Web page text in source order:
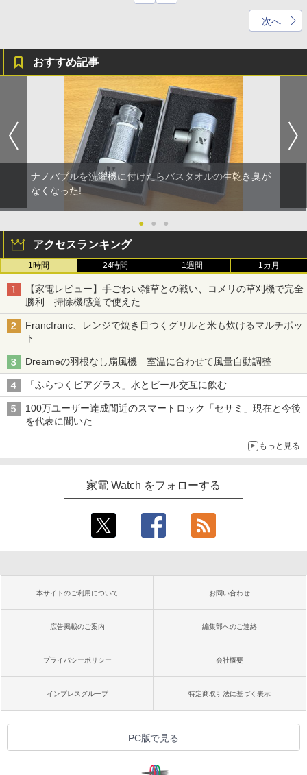
次へ
おすすめ記事
ナノバブルを洗濯機に付けたらバスタオルの生乾き臭が
なくなった!
● ● ●
アクセスランキング
1時間 24時間 1週間 1カ月
【家電レビュー】手ごわい雑草との戦い、コメリの草刈機で完全
勝利 掃除機感覚で使えた
Francfranc、レンジで焼き目つくグリルと米も炊けるマルチポッ
ト
Dreameの羽根なし扇風機 室温に合わせて風量自動調整
「ふらつくビアグラス」水とビール交互に飲む
100万ユーザー達成間近のスマートロック「セサミ」現在と今後
を代表に聞いた
もっと見る
家電 Watch をフォローする
本サイトのご利用について お問い合わせ
広告掲載のご案内 編集部へのご連絡
プライバシーポリシー 会社概要
インプレスグループ 特定商取引法に基づく表示
PC版で見る